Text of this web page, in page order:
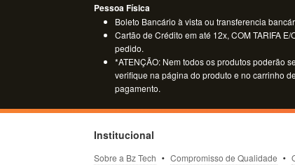
Pessoa Física
Boleto Bancário à vista ou transferencia
Cartão de Crédito em até 12x, COM TARIFA
pedido.
*ATENÇÃO: Nem todos os produtos poderão
verifique na página do produto e no carrinho
pagamento.
Institucional
Sobre a Bz Tech Compromisso de Qualidade